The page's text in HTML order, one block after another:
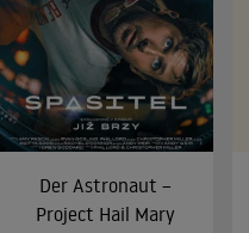
Der Astronaut –
Project Hail Mary